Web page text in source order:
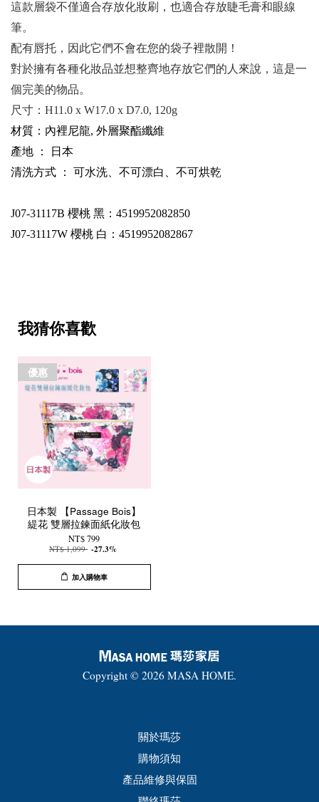
這款層袋不僅適合存放化妝刷，也適合存放睫毛膏和眼線
筆。
配有唇托，因此它們不會在您的袋子裡散開！
對於擁有各種化妝品並想整齊地存放它們的人來說，這是一
個完美的物品。
尺寸： H11.0 x W17.0 x D7.0, 120g
材質：內裡尼龍, 外層聚酯纖維
產地 ： 日本
清洗方式 ： 可水洗、不可漂白、不可烘乾
J07-31117B 櫻桃 黑：4519952082850
J07-31117W 櫻桃 白：4519952082867
我猜你喜歡
優惠
日本製 【Passage Bois】
緹花 雙層拉鍊面紙化妝包
NT$ 799
NT$ 1,099 -27.3%
加入購物車
Copyright © 2026 MASA HOME.
關於瑪莎
購物須知
產品維修與保固